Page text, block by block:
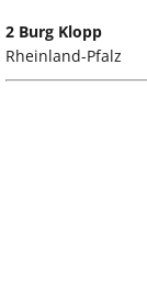
2 Burg Klopp
Rheinland-Pfalz